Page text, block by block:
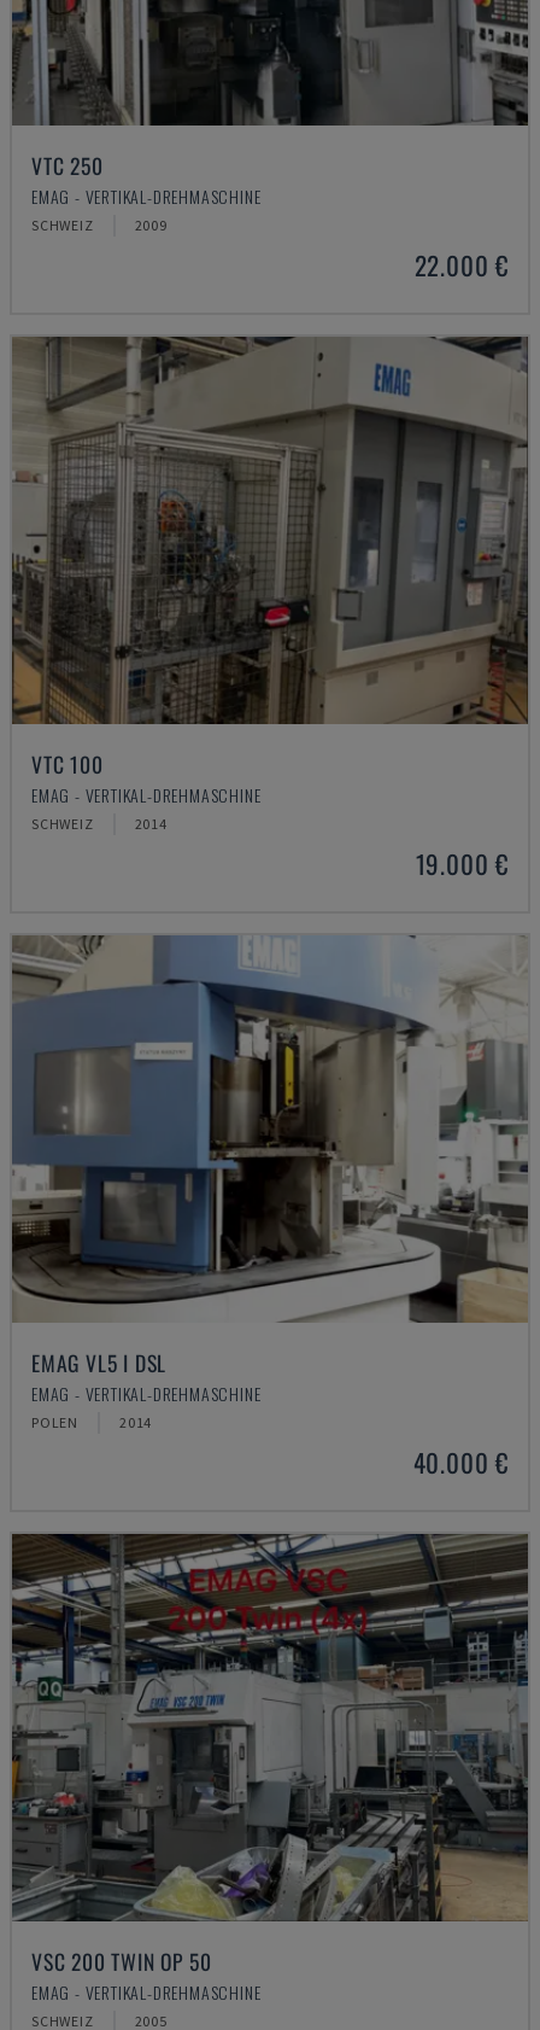
VTC 250
EMAG - VERTIKAL-DREHMASCHINE
SCHWEIZ 2009
22.000 €
VTC 100
EMAG - VERTIKAL-DREHMASCHINE
SCHWEIZ 2014
19.000 €
EMAG VL5 I DSL
EMAG - VERTIKAL-DREHMASCHINE
POLEN 2014
40.000 €
VSC 200 TWIN OP 50
EMAG - VERTIKAL-DREHMASCHINE
SCHWEIZ 2005